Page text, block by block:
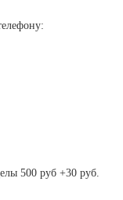
500 руб +30 руб.